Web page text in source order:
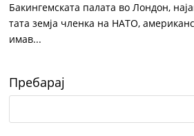
Бакингемската палата во Лондон,
тата земја членка на НАТО,
имав...
Пребарај